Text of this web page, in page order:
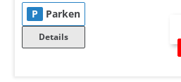
P Parken
Details